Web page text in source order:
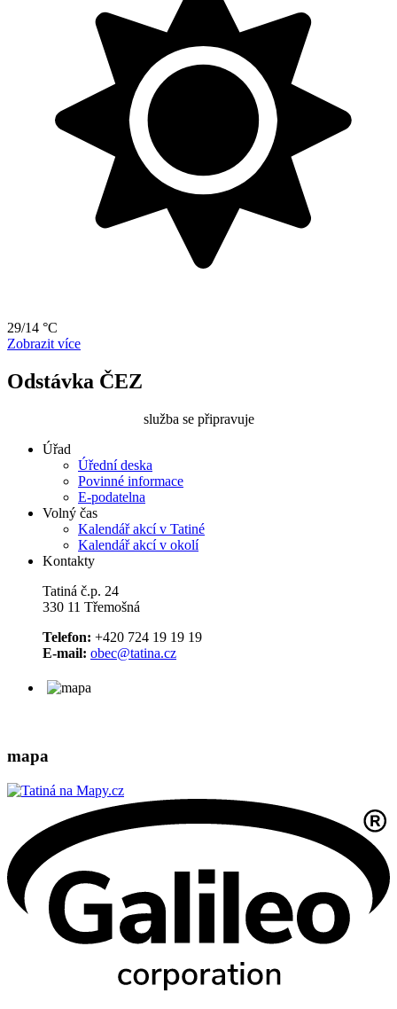
29/14 °C
Zobrazit více
Odstávka ČEZ
služba se připravuje
Úřad
Úřední deska
Povinné informace
E-podatelna
Volný čas
Kalendář akcí v Tatiné
Kalendář akcí v okolí
Kontakty
Tatiná č.p. 24
330 11 Třemošná
Telefon: +420 724 19 19 19
E-mail: obec@tatina.cz
mapa